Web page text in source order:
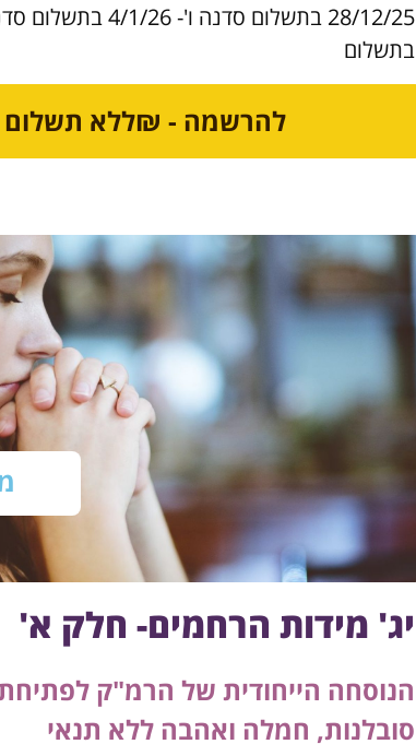
בתשלום
להרשמה - ₪ללא תשלום
יג' מידות הרחמים- חלק א'
הנוסחה הייחודית של הרמ"ק
סובלנות, חמלה ואהבה ללא תנאי